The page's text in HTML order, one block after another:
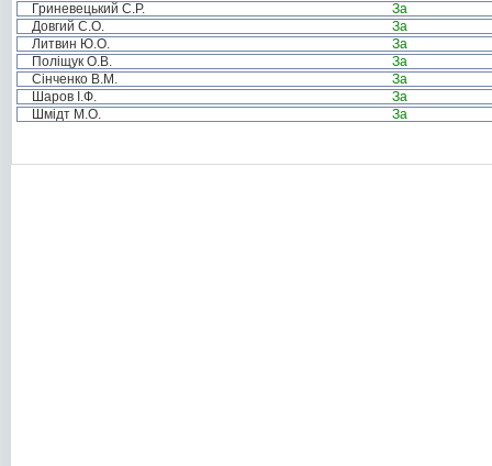
Гриневецький С.Р.
За
Довгий С.О.
За
Литвин Ю.О.
За
Поліщук О.В.
За
Сінченко В.М.
За
Шаров І.Ф.
За
Шмідт М.О.
За